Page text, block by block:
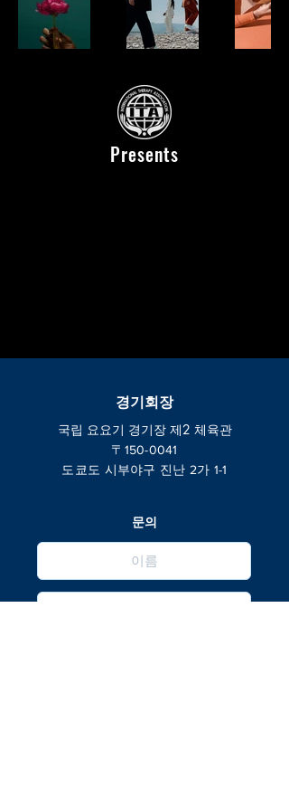
Presents
경기회장
국립 요요기 경기장 제2 체육관
〒150-0041
도쿄도 시부야구 진난 2가 1-1
문의